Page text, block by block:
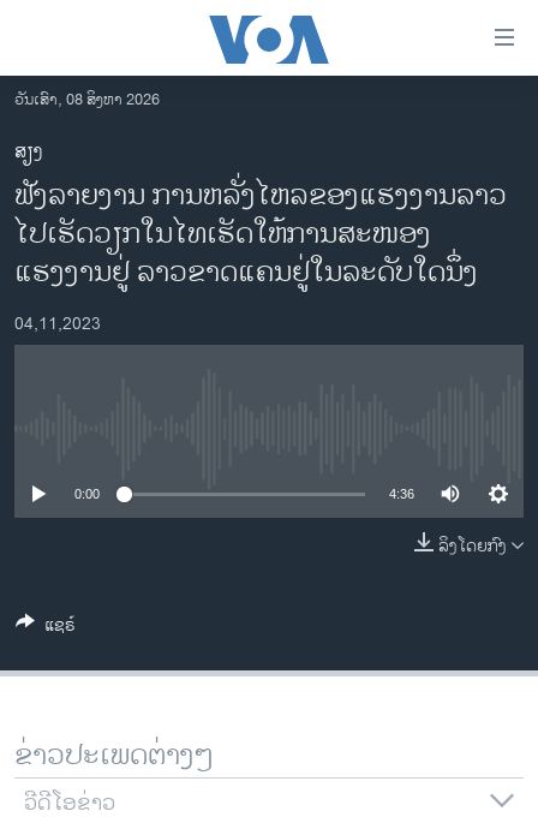
ເຂົ້າ
ຫາ
ຂ້າມ
ຂ້າມ
ຂ້າມ
ຫາ
ຊອກ
ຄົ້ນ
ລາວ
ອາເມຣິກາ
ການເລືອກຕັ້ງ ປະທານາທີບໍດີ ສະຫະລັດ 2024
ໂລກ
ຊຸມຊົນຊາວລາວ
ສຽງ
ລາຍການກະຈາຍສຽງ
ຕິດຕາມພວກເຮົາ ທີ່
ວັນເສົາ, 08 ສິງຫາ 2026
ສຽງ
ຟັງລາຍງານ ການຫລັ່ງໄຫລຂອງແຮງງານລາວ
ໄປເຮັດວຽກໃນໄທເຮັດໃຫ້ການສະໜອງ
ແຮງງານຢູ່ ລາວຂາດແຄນຢູ່ໃນລະດັບໃດນຶ່ງ
04,11,2023
0:00 4:36
ລິງໂດຍກົງ
ແຊຣ໌
ຂ່າວປະເພດຕ່າງໆ
ວີດີໂອຂ່າວ